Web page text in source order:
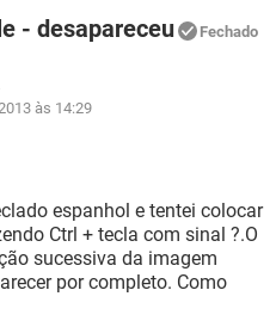
GMAIL
WHATSAPP
EXCEL
GMAIL
EXCEL
- desapareceu Fechado
às 14:29
espanhol e tentei colocar
Ctrl + tecla com sinal ?.O
sucessiva da imagem
por completo. Como